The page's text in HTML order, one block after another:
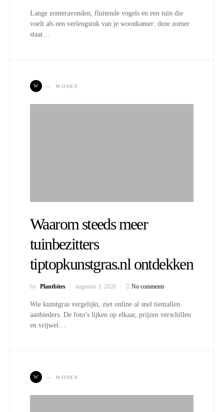
Lange zomeravonden, fluitende vogels en een tuin die
voelt als een verlengstuk van je woonkamer: deze zomer
staat…
W WONEN
Waarom steeds meer
tuinbezitters
tiptopkunstgras.nl ontdekken
by Plantbites augustus 3, 2026 No comments
Wie kunstgras vergelijkt, ziet online al snel tientallen
aanbieders. De foto’s lijken op elkaar, prijzen verschillen
en vrijwel…
W WONEN